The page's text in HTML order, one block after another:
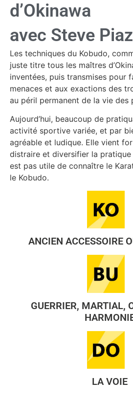
d’Okinawa
avec Steve
Les techniques du Kobudo,
juste titre tous les maîtres
inventées, puis transmises pour
menaces et aux exactions des
au péril permanent de la vie des
Aujourd’hui, beaucoup de
activité sportive variée, et par
agréable et ludique. Elle vient
distraire et diversifier la pratique
est pas utile de connaître le
le Kobudo.
ANCIEN ACCESSOIRE
GUERRIER, MARTIAL,
LA VOIE